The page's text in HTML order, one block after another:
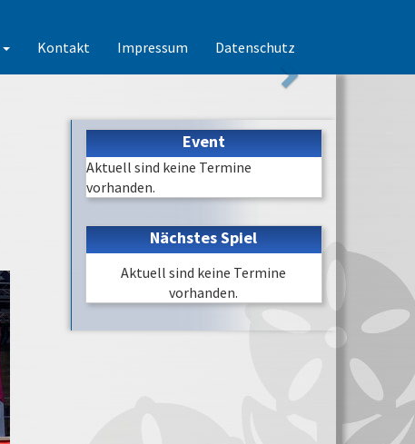
Kontakt Impressum Datenschutz
Event
Aktuell sind keine Termine
vorhanden.
Nächstes Spiel
Aktuell sind keine Termine
vorhanden.